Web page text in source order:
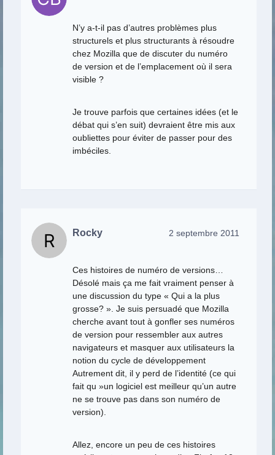
N’y a-t-il pas d’autres problèmes plus
structurels et plus structurants à résoudre
chez Mozilla que de discuter du numéro
de version et de l’emplacement où il sera
visible ?
Je trouve parfois que certaines idées (et le
débat qui s’en suit) devraient être mis aux
oubliettes pour éviter de passer pour des
imbéciles.
Rocky 2 septembre 2011
Ces histoires de numéro de versions…
Désolé mais ça me fait vraiment penser à
une discussion du type « Qui a la plus
grosse? ». Je suis persuadé que Mozilla
cherche avant tout à gonfler ses numéros
de version pour ressembler aux autres
navigateurs et masquer aux utilisateurs la
notion du cycle de développement
Autrement dit, il y perd de l’identité (ce qui
fait qu »un logiciel est meilleur qu’un autre
ne se trouve pas dans son numéro de
version).
Allez, encore un peu de ces histoires